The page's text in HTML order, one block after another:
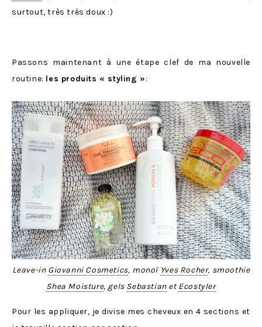
surtout, très très doux :)
Passons maintenant à une étape clef de ma nouvelle
routine: les produits « styling »:
Leave-in Giovanni Cosmetics, monoï Yves Rocher, smoothie
Shea Moisture, gels SebastianetEcostyler
Pour les appliquer, je divise mes cheveux en 4 sections et